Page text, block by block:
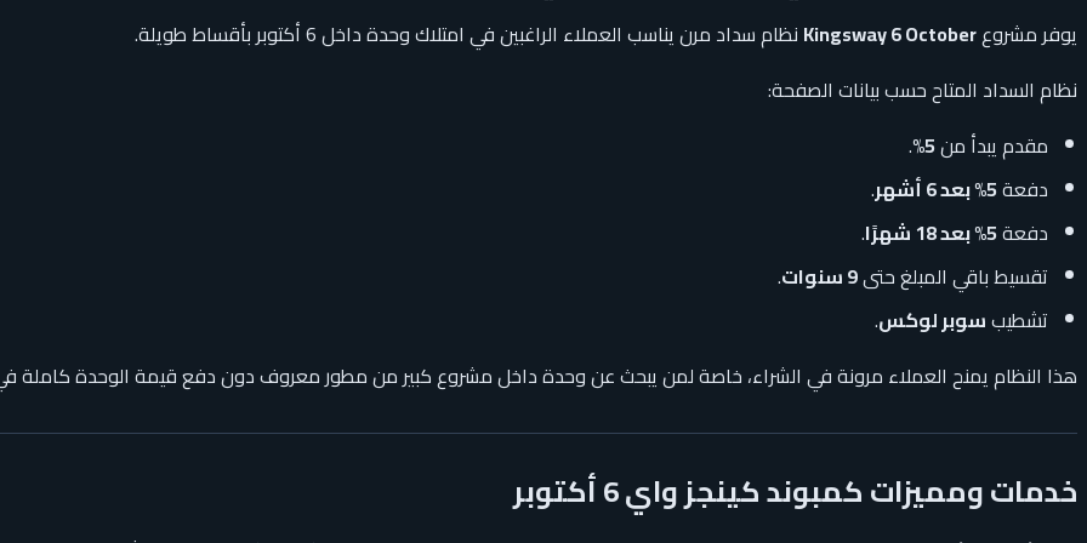
يوفر مشروعKingsway 6 October نظام سداد مرن يناسب العملاء الراغبين في امتلاك وحدة داخل 6 أكتوبر بأقساط طويلة.
نظام السداد المتاح حسب بيانات الصفحة:
مقدم يبدأ من5%
.
دفعة5% بعد 6 أشهر
.
دفعة5% بعد 18 شهرًا
.
تقسيط باقي المبلغ حتى9 سنوات
.
تشطيبسوبر لوكس.
هذا النظام يمنح العملاء مرونة في الشراء، خاصة لمن يبحث عن وحدة داخل مشروع كبير من مطور معروف دون دفع قيمة الوحدة كاملة في
خدمات ومميزات كمبوند كينجز واي 6 أكتوبر